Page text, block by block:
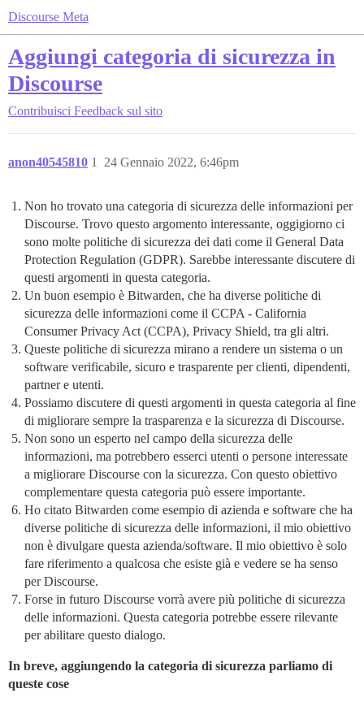
Discourse Meta
Aggiungi categoria di sicurezza in
Discourse
Contribuisci Feedback sul sito
anon40545810 24 Gennaio 2022, 6:46pm
1
Non ho trovato una categoria di sicurezza delle informazioni per
Discourse. Trovo questo argomento interessante, oggigiorno ci
sono molte politiche di sicurezza dei dati come il General Data
Protection Regulation (GDPR). Sarebbe interessante discutere di
questi argomenti in questa categoria.
Un buon esempio è Bitwarden, che ha diverse politiche di
sicurezza delle informazioni come il CCPA - California
Consumer Privacy Act (CCPA), Privacy Shield, tra gli altri.
Queste politiche di sicurezza mirano a rendere un sistema o un
software verificabile, sicuro e trasparente per clienti, dipendenti,
partner e utenti.
Possiamo discutere di questi argomenti in questa categoria al fine
di migliorare sempre la trasparenza e la sicurezza di Discourse.
Non sono un esperto nel campo della sicurezza delle
informazioni, ma potrebbero esserci utenti o persone interessate
a migliorare Discourse con la sicurezza. Con questo obiettivo
complementare questa categoria può essere importante.
Ho citato Bitwarden come esempio di azienda e software che ha
diverse politiche di sicurezza delle informazioni, il mio obiettivo
non è divulgare questa azienda/software. Il mio obiettivo è solo
fare riferimento a qualcosa che esiste già e vedere se ha senso
per Discourse.
Forse in futuro Discourse vorrà avere più politiche di sicurezza
delle informazioni. Questa categoria potrebbe essere rilevante
per abilitare questo dialogo.
In breve, aggiungendo la categoria di sicurezza parliamo di
queste cose